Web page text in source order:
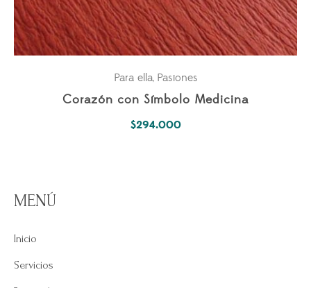
Para ella, Pasiones
Corazón con Símbolo Medicina
$294.000
MENÚ
Inicio
Servicios